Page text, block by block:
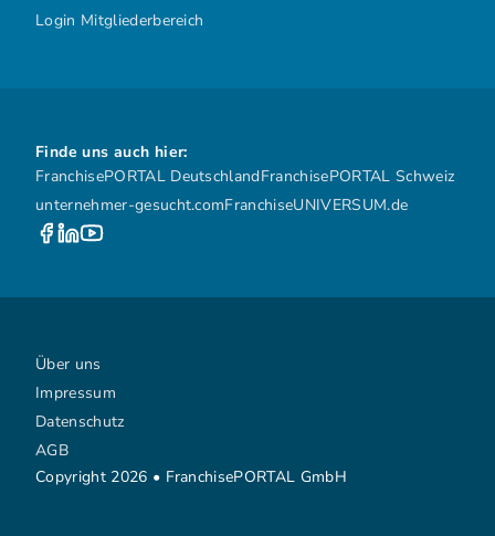
Login Mitgliederbereich
Finde uns auch hier:
FranchisePORTAL DeutschlandFranchisePORTAL Schweiz
unternehmer-gesucht.comFranchiseUNIVERSUM.de
Copyright 2026 • FranchisePORTAL GmbH
Über uns
Impressum
Datenschutz
AGB